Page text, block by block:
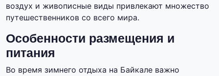
воздух и живописные виды привлекают множество
путешественников со всего мира.
Особенности размещения и
питания
Во время зимнего отдыха на Байкале важно